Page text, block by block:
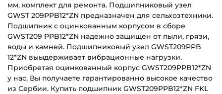
мм, комплект для ремонта. Подшипниковый узел
GWST 209PPB12*ZN предназначен для сельхозтехники.
Подшипник с оцинкованным корпусом в сборе
GWST209 PPB12*ZN надежно защищен от пыли, грязи,
воды и камней. Подшипниковый узел GWST209PPB
12*ZN выыдерживает вибрационные нагрузки.
Приобретая оцинкованный корпус GWST209PPB12*ZN
у нас, Вы получаете гарантированно высокое качество
из Сербии. Купить подшипник GWST209PPB12*ZN FKL